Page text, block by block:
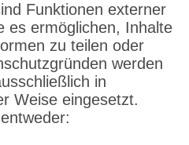
Funktionen externer
es ermöglichen, Inhalte
zu teilen oder
werden
in
Weise eingesetzt.